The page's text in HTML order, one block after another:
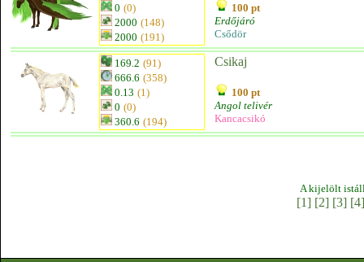
0 (0)
2000 (148)
2000 (191)
100 pt
Erdőjáró
Csődör
169.2 (91)
666.6 (358)
0.13 (1)
0 (0)
360.6 (194)
Csikaj
100 pt
Angol telivér
Kancacsikó
A kijelölt
[1] [2] [3] [4]